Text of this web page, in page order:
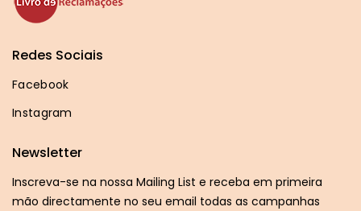
Redes Sociais
Facebook
Instagram
Newsletter
Inscreva-se na nossa Mailing List e receba em primeira
mão directamente no seu email todas as campanhas